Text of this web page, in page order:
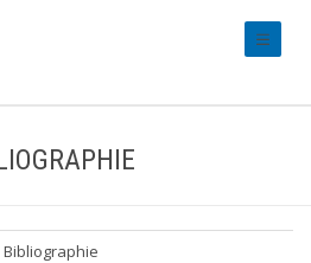
Bibliographie